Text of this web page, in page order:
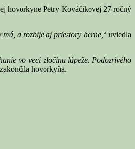
hovorkyne Petry Kováčikovej 27-ročný
a rozbije aj priestory herne, “ uviedla
vo veci zločinu lúpeže. Podozrivého
hovorkyňa.